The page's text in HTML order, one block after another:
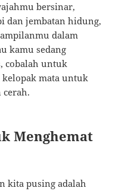
bersinar,
dan jembatan hidung,
dalam
kamu sedang
cobalah untuk
mata untuk
cerah.
Menghemat
kita pusing adalah